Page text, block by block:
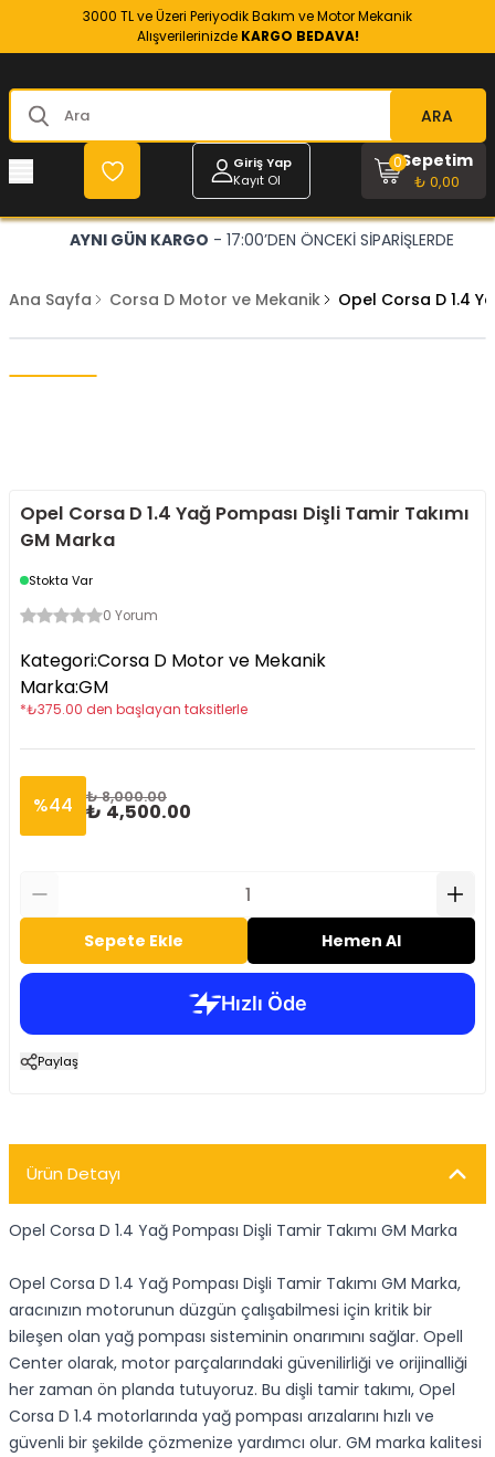
3000 TL ve Üzeri Periyodik Bakım ve Motor Mekanik
Alışverilerinizde KARGO BEDAVA!
ARA
Giriş Yap
Kayıt Ol
Sepetim
₺ 0,00
0
AYNI GÜN KARGO - 17:00’DEN ÖNCEKİ SİPARİŞLERDE
Ana Sayfa Corsa D Motor ve Mekanik Opel Corsa D 1.4
Opel Corsa D 1.4 Yağ Pompası Dişli Tamir Takımı
GM Marka
Stokta Var
0 Yorum
Kategori:Corsa D Motor ve Mekanik
Marka:GM
*₺375.00 den başlayan taksitlerle
%44 ₺ 8,000.00
₺ 4,500.00
Sepete Ekle Hemen Al
Paylaş
Ürün Detayı
Opel Corsa D 1.4 Yağ Pompası Dişli Tamir Takımı GM Marka
Opel Corsa D 1.4 Yağ Pompası Dişli Tamir Takımı GM Marka,
aracınızın motorunun düzgün çalışabilmesi için kritik bir
bileşen olan yağ pompası sisteminin onarımını sağlar. Opell
Center olarak, motor parçalarındaki güvenilirliği ve orijinalliği
her zaman ön planda tutuyoruz. Bu dişli tamir takımı, Opel
Corsa D 1.4 motorlarında yağ pompası arızalarını hızlı ve
güvenli bir şekilde çözmenize yardımcı olur. GM marka kalitesi